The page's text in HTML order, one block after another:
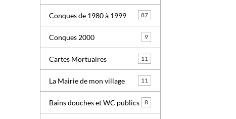
Conques de 1980 à 1999 87
Conques 2000 9
Cartes Mortuaires 11
La Mairie de mon village 11
Bains douches et WC publics 8